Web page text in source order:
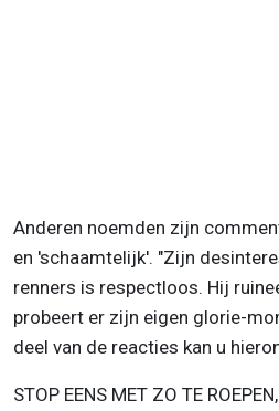
Anderen noemden zijn
en 'schaamtelijk'. "Zijn
renners is respectloos. Hij
probeert er zijn eigen glorie-
deel van de reacties kan u
STOP EENS MET ZO TE